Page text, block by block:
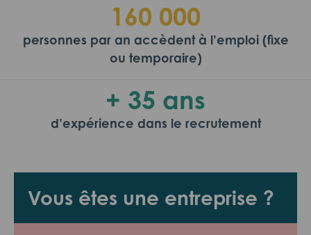
Vous êtes une entreprise ?
160 000
personnes par an accèdent à l’emploi (fixe
ou temporaire)
+ 35 ans
d’expérience dans le recrutement